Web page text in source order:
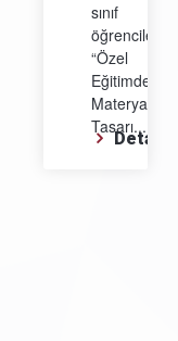
sınıf
öğrencileri,
“Özel
Eğitimde
Materyal
Tasarı...
Detay